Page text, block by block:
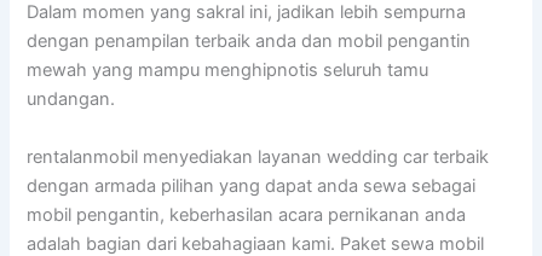
Dalam momen yang sakral ini, jadikan lebih sempurna
dengan penampilan terbaik anda dan mobil pengantin
mewah yang mampu menghipnotis seluruh tamu
undangan.
rentalanmobil menyediakan layanan wedding car terbaik
dengan armada pilihan yang dapat anda sewa sebagai
mobil pengantin, keberhasilan acara pernikanan anda
adalah bagian dari kebahagiaan kami. Paket sewa mobil